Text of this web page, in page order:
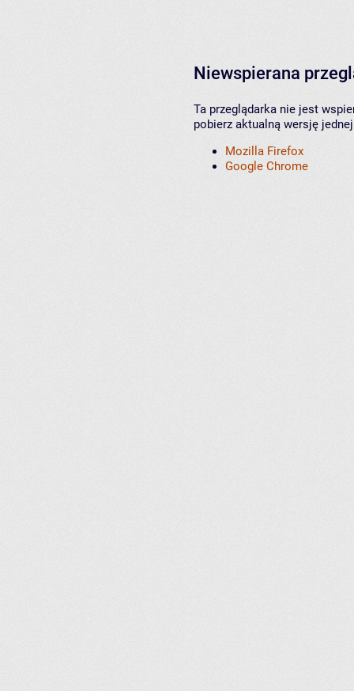
Niewspierana
Ta przeglądarka nie jest
pobierz aktualną wersję
Mozilla Firefox
Google Chrome